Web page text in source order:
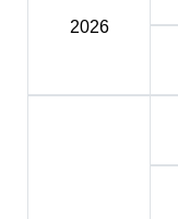
2026